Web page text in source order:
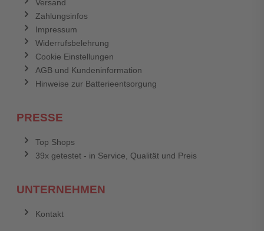
Versand
Zahlungsinfos
Impressum
Widerrufsbelehrung
Cookie Einstellungen
AGB und Kundeninformation
Hinweise zur Batterieentsorgung
PRESSE
Top Shops
39x getestet - in Service, Qualität und Preis
UNTERNEHMEN
Kontakt